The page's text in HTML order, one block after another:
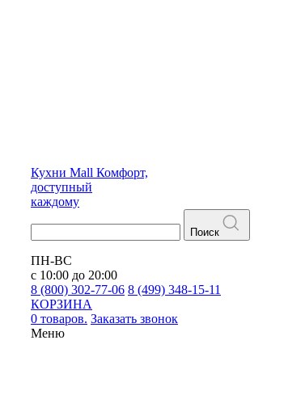
Кухни Mall Комфорт,
доступный
каждому
Поиск
ПН-ВС
с 10:00 до 20:00
8 (800) 302-77-06 8 (499) 348-15-11
КОРЗИНА
0 товаров. Заказать звонок
Меню